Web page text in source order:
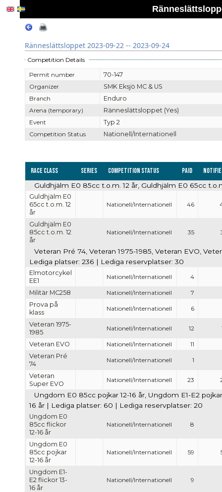
Ränneslättsloppet 2023-09-22 -- 2023-09-24
Competition Details
Permit number
70-147
Organizer
SMK Eksjö MC & US
Branch
Enduro
Arena (temporary)
Ränneslättsloppet (Yes)
Event
Typ 2
Competition Status
Nationell/Internationell
Race Class Series Competition Status Paid
Guldhjälm E0 85cc t.o.m. 12 år, Guldhjälm E0 65cc
Guldhjälm E0
65cc t.o.m. 12
år
Nationell/Internationell 46
Guldhjälm E0
85cc t.o.m. 12
år
Nationell/Internationell 35
Veteran Pré 74, Veteran 1975-1985, Veteran EVO,
Lediga platser: 236 | Lediga reservplatser: 30
Elmotorcykel
EE1
Nationell/Internationell 4
Militär MC258 Nationell/Internationell
7
Prova på
klass
Nationell/Internationell 6
Veteran 1975-
1985
Nationell/Internationell 12
Veteran EVO Nationell/Internationell
11
Veteran Pré
74
Nationell/Internationell 1
Veteran
Super EVO
Nationell/Internationell 23
Ungdom E0 85cc pojkar 12-16 år, Ungdom E1-E2
16 år | Lediga platser: 60 | Lediga reservplatser: 20
Ungdom E0
85cc flickor
12-16 år
Nationell/Internationell 8
Ungdom E0
85cc pojkar
12-16 år
Nationell/Internationell 59
Ungdom E1-
E2 flickor 13-
16 år
Nationell/Internationell 9